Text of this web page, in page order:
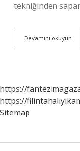
tekniğinden
Devamını okuyun
https://
https://
Sitemap